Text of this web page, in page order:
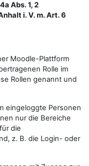
Abs. 1, 2
i. V. m. Art. 6
Moodle-Plattform
Rolle im
Rollen genannt und
eingeloggte Personen
nur die Bereiche
die
z. B. die Login- oder